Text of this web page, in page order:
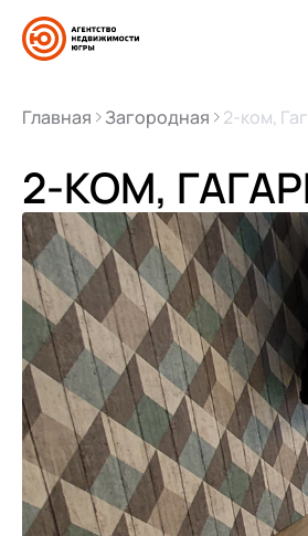
Главная Загородная 2-ком,
2-КОМ,